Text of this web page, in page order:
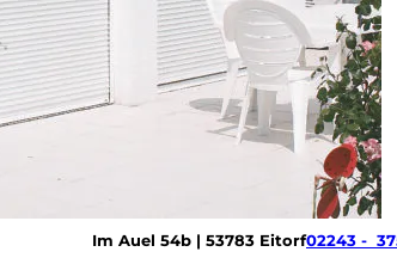
Im Auel 54b | 53783 Eitorf02243 -